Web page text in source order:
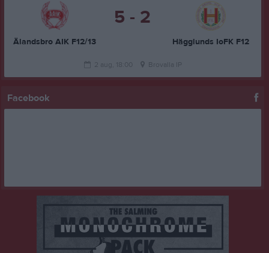
Älandsbro AIK F12/13
5 - 2
Hägglunds IoFK F12
2 aug, 18:00 Brovalla IP
Facebook